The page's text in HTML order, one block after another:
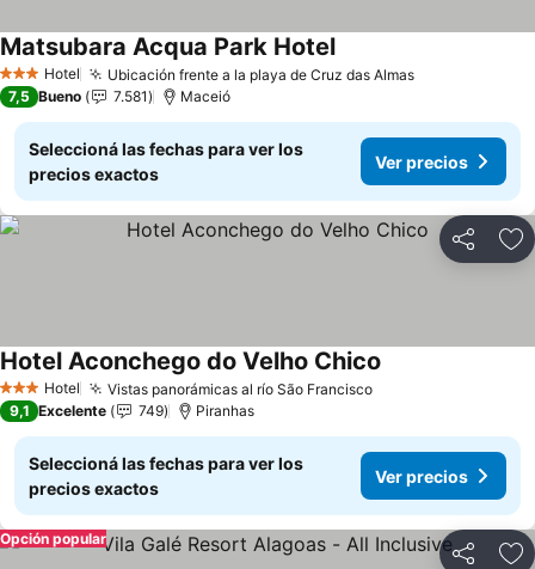
3 Estrellas
Hotel Ubicación frente a la playa de Cruz das AlmasVer precios
Matsubara Acqua Park HotelVer precios
7,5 Bueno 7.581 Maceió
Seleccioná las fechas para ver los
precios exactos
Ver precios
Compartir
3 Estrellas
Hotel Vistas panorámicas al río São FranciscoVer precios
Hotel Aconchego do Velho Chico
9,1 Excelente 749 Piranhas
Seleccioná las fechas para ver los
precios exactos
Ver precios
Compartir
Opción popular